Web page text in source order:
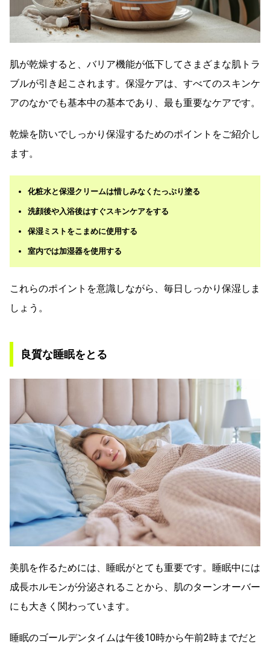
肌が乾燥すると、バリア機能が低下してさまざまな肌トラ
ブルが引き起こされます。保湿ケアは、すべてのスキンケ
アのなかでも基本中の基本であり、最も重要なケアです。
乾燥を防いでしっかり保湿するためのポイントをご紹介し
ます。
化粧水と保湿クリームは惜しみなくたっぷり塗る
洗顔後や入浴後はすぐスキンケアをする
保湿ミストをこまめに使用する
室内では加湿器を使用する
これらのポイントを意識しながら、毎日しっかり保湿しま
しょう。
良質な睡眠をとる
美肌を作るためには、睡眠がとても重要です。睡眠中には
成長ホルモンが分泌されることから、肌のターンオーバー
にも大きく関わっています。
睡眠のゴールデンタイムは午後10時から午前2時までだと